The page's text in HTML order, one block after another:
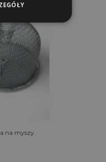
na myszy